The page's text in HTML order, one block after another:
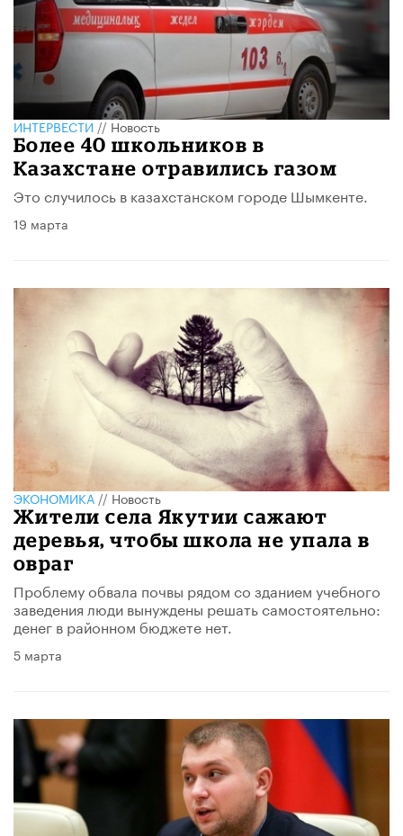
ИНТЕРВЕСТИ//Новость
Более 40 школьников в
Казахстане отравились газом
Это случилось в казахстанском городе Шымкенте.
19 марта
ЭКОНОМИКА//Новость
Жители села Якутии сажают
деревья, чтобы школа не упала в
овраг
Проблему обвала почвы рядом со зданием учебного
заведения люди вынуждены решать самостоятельно:
денег в районном бюджете нет.
5 марта